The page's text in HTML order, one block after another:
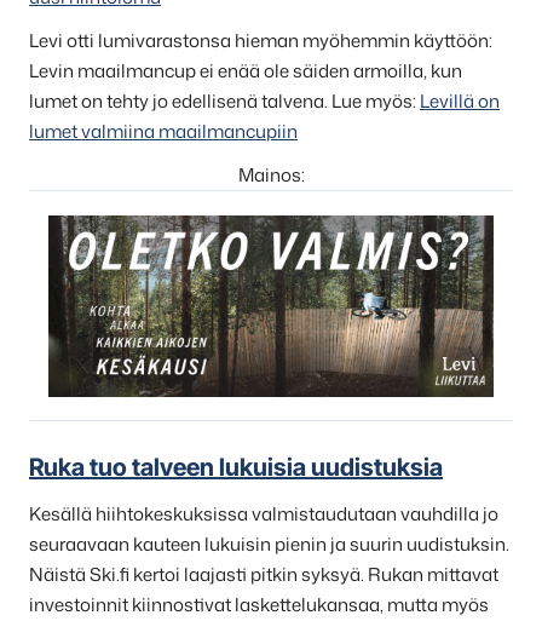
Levi otti lumivarastonsa hieman myöhemmin käyttöön:
Levin maailmancup ei enää ole säiden armoilla, kun
lumet on tehty jo edellisenä talvena. Lue myös: Levillä on
lumet valmiina maailmancupiin
Mainos:
Ruka tuo talveen lukuisia uudistuksia
Kesällä hiihtokeskuksissa valmistaudutaan vauhdilla jo
seuraavaan kauteen lukuisin pienin ja suurin uudistuksin.
Näistä Ski.fi kertoi laajasti pitkin syksyä. Rukan mittavat
investoinnit kiinnostivat laskettelukansaa, mutta myös